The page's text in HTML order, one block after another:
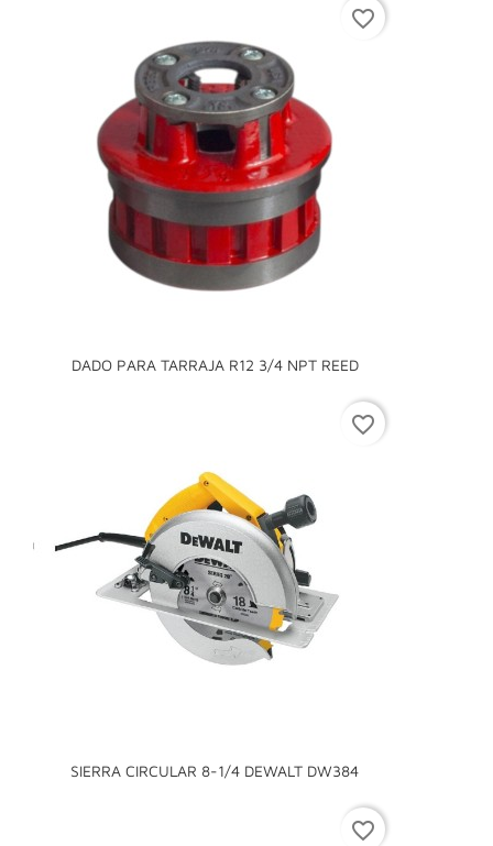
DADO PARA TARRAJA R12 3/4 NPT REED
favorite_border
SIERRA CIRCULAR 8-1/4 DEWALT DW384
favorite_border
favorite_border